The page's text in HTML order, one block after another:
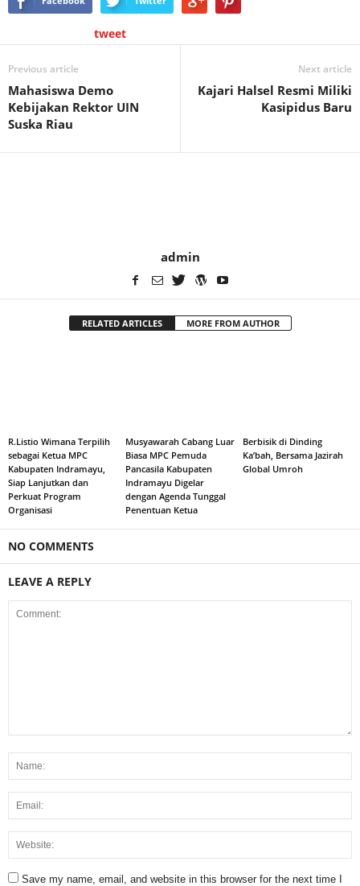
tweet
Previous article
Mahasiswa Demo
Kebijakan Rektor UIN
Suska Riau
Next article
Kajari Halsel Resmi Miliki
Kasipidus Baru
admin
RELATED ARTICLES MORE FROM AUTHOR
R.Listio Wimana Terpilih
sebagai Ketua MPC
Kabupaten Indramayu,
Siap Lanjutkan dan
Perkuat Program
Organisasi
Musyawarah Cabang Luar
Biasa MPC Pemuda
Pancasila Kabupaten
Indramayu Digelar
dengan Agenda Tunggal
Penentuan Ketua
Berbisik di Dinding
Ka’bah, Bersama Jazirah
Global Umroh
NO COMMENTS
LEAVE A REPLY
Save my name, email, and website in this browser for the next time I